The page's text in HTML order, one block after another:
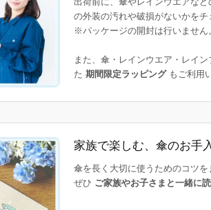
の外装の汚れや破損がないかをチ
※パッケージの開封は行いません
また、傘・レインウエア・レイ
た 期間限定ラッピングもご利用
家族で楽しむ、傘のお手
傘を長く大切に使うためのコツ
ぜひ ご家族やお子さまと一緒に